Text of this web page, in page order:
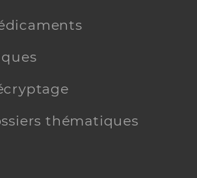
thématiques